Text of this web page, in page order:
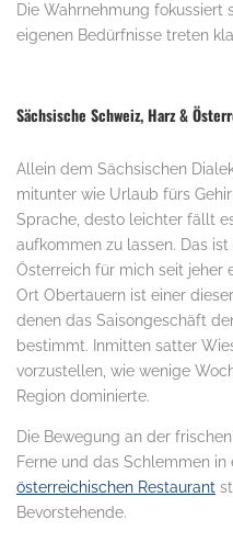
Die Wahrnehmung fokussiert
eigenen Bedürfnisse treten
Sächsische Schweiz, Harz &
Allein dem Sächsischen
mitunter wie Urlaub fürs
Sprache, desto leichter fällt
aufkommen zu lassen. Das
Österreich für mich seit jeher
Ort Obertauern ist einer
denen das Saisongeschäft
bestimmt. Inmitten satter
vorzustellen, wie wenige
Region dominierte.
Die Bewegung an der
Ferne und das Schlemmen in
österreichischen Restaurant
Bevorstehende.